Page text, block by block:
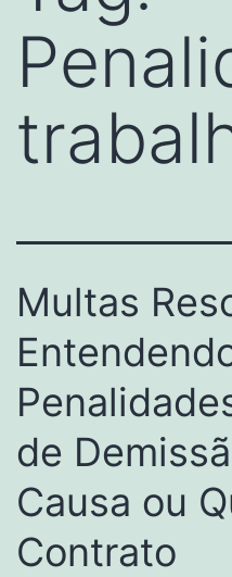
Multas
de
Causa ou
Contrato